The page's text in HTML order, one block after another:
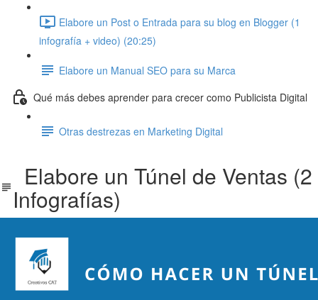
Elabore un Post o Entrada para su blog en Blogger (1
infografía + video) (20:25)
Elabore un Manual SEO para su Marca
Qué más debes aprender para crecer como Publicista Digital
Otras destrezas en Marketing Digital
Elabore un Túnel de Ventas (2
Infografías)